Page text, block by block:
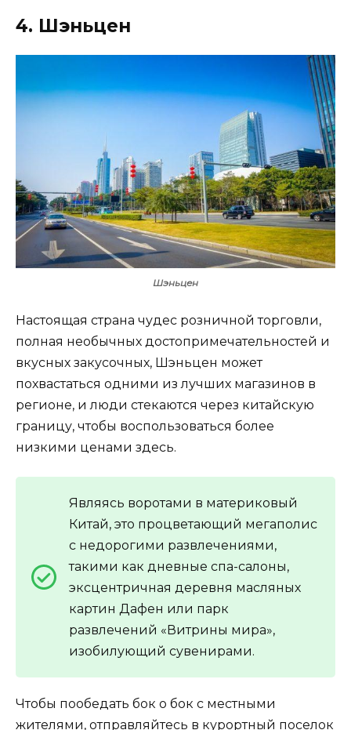
4. Шэньцен
Шэньцен
Настоящая страна чудес розничной торговли,
полная необычных достопримечательностей и
вкусных закусочных, Шэньцен может
похвастаться одними из лучших магазинов в
регионе, и люди стекаются через китайскую
границу, чтобы воспользоваться более
низкими ценами здесь.
Являясь воротами в материковый
Китай, это процветающий мегаполис
с недорогими развлечениями,
такими как дневные спа-салоны,
эксцентричная деревня масляных
картин Дафен или парк
развлечений «Витрины мира»,
изобилующий сувенирами.
Чтобы пообедать бок о бок с местными
жителями, отправляйтесь в курортный поселок